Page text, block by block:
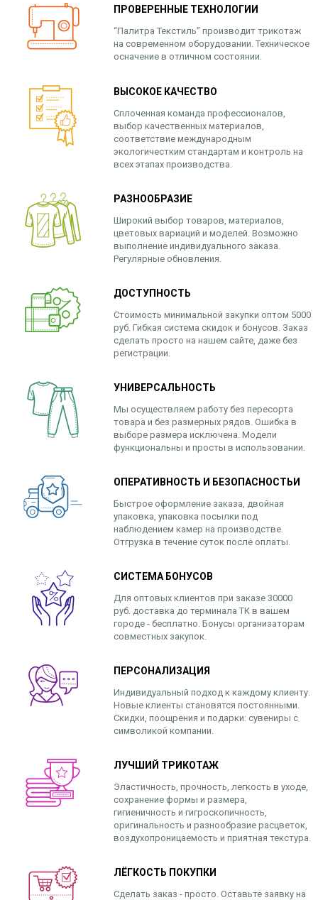
ПРОВЕРЕННЫЕ ТЕХНОЛОГИИ
“Палитра Текстиль” производит трикотаж
на современном оборудовании. Техническое
осначение в отличном состоянии.
ВЫСОКОЕ КАЧЕСТВО
Сплоченная команда профессионалов,
выбор качественных материалов,
соответствие международным
экологичестким стандартам и контроль на
всех этапах производства.
РАЗНООБРАЗИЕ
Широкий выбор товаров, материалов,
цветовых вариаций и моделей. Возможно
выполнение индивидуального заказа.
Регулярные обновления.
ДОСТУПНОСТЬ
Стоимость минимальной закупки оптом 5000
руб. Гибкая система скидок и бонусов. Заказ
сделать просто на нашем сайте, даже без
регистрации.
УНИВЕРСАЛЬНОСТЬ
Мы осуществляем работу без пересорта
товара и без размерных рядов. Ошибка в
выборе размера исключена. Модели
функциональны и просты в использовании.
ОПЕРАТИВНОСТЬ И БЕЗОПАСНОСТЬИ
Быстрое оформление заказа, двойная
упаковка, упаковка посылки под
наблюдением камер на производстве.
Отгрузка в течение суток после оплаты.
СИСТЕМА БОНУСОВ
Для оптовых клиентов при заказе 30000
руб. доставка до терминала ТК в вашем
городе - бесплатно. Бонусы организаторам
совместных закупок.
ПЕРСОНАЛИЗАЦИЯ
Индивидуальный подход к каждому клиенту.
Новые клиенты становятся постоянными.
Скидки, поощрения и подарки: сувениры с
символикой компании.
ЛУЧШИЙ ТРИКОТАЖ
Эластичность, прочность, легкость в уходе,
сохранение формы и размера,
гигиеничность и гигроскопичность,
оригинальность и разнообразие расцветок,
воздухопроницаемость и приятная текстура.
ЛЁГКОСТЬ ПОКУПКИ
Сделать заказ - просто. Оставьте заявку на